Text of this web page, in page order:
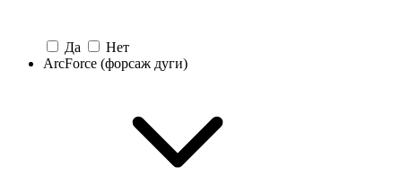
Да
Нет
ArcForce (форсаж дуги)